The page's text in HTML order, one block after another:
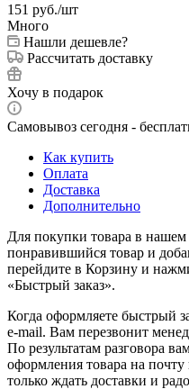
151 руб./шт
Много
Нашли дешевле?
Рассчитать доставку
Хочу в подарок
Самовывоз сегодня -
Как купить
Оплата
Доставка
Дополнительно
Для покупки товара в
понравившийся товар и
перейдите в Корзину и
«Быстрый заказ».
Когда оформляете быстрый
e-mail. Вам перезвонит
По результатам разговора
оформления товара на
только ждать доставки и